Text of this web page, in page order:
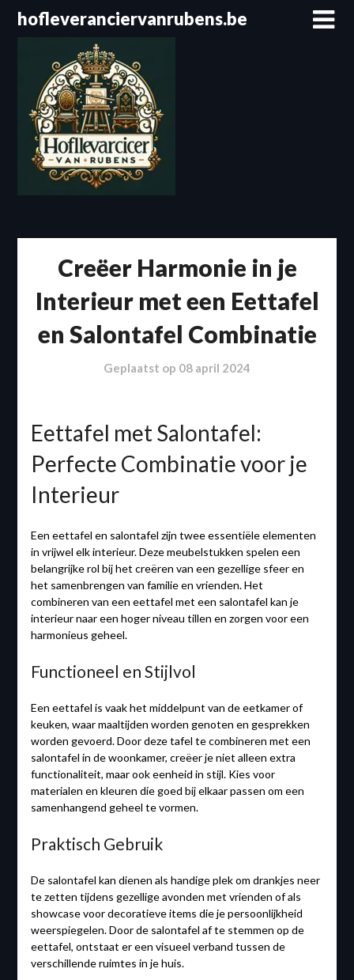
Spring
naar
hofleveranciervanrubens.be
Creëer Harmonie in je
Interieur met een Eettafel
en Salontafel Combinatie
Geplaatst op 08 april 2024
Eettafel met Salontafel:
Perfecte Combinatie voor je
Interieur
Een eettafel en salontafel zijn twee essentiële elementen
in vrijwel elk interieur. Deze meubelstukken spelen een
belangrijke rol bij het creëren van een gezellige sfeer en
het samenbrengen van familie en vrienden. Het
combineren van een eettafel met een salontafel kan je
interieur naar een hoger niveau tillen en zorgen voor een
harmonieus geheel.
Functioneel en Stijlvol
Een eettafel is vaak het middelpunt van de eetkamer of
keuken, waar maaltijden worden genoten en gesprekken
worden gevoerd. Door deze tafel te combineren met een
salontafel in de woonkamer, creëer je niet alleen extra
functionaliteit, maar ook eenheid in stijl. Kies voor
materialen en kleuren die goed bij elkaar passen om een
samenhangend geheel te vormen.
Praktisch Gebruik
De salontafel kan dienen als handige plek om drankjes neer
te zetten tijdens gezellige avonden met vrienden of als
showcase voor decoratieve items die je persoonlijkheid
weerspiegelen. Door de salontafel af te stemmen op de
eettafel, ontstaat er een visueel verband tussen de
verschillende ruimtes in je huis.